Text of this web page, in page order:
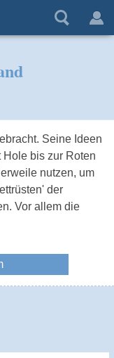
Seine Ideen
bis zur Roten
nutzen, um
der
Vor allem die